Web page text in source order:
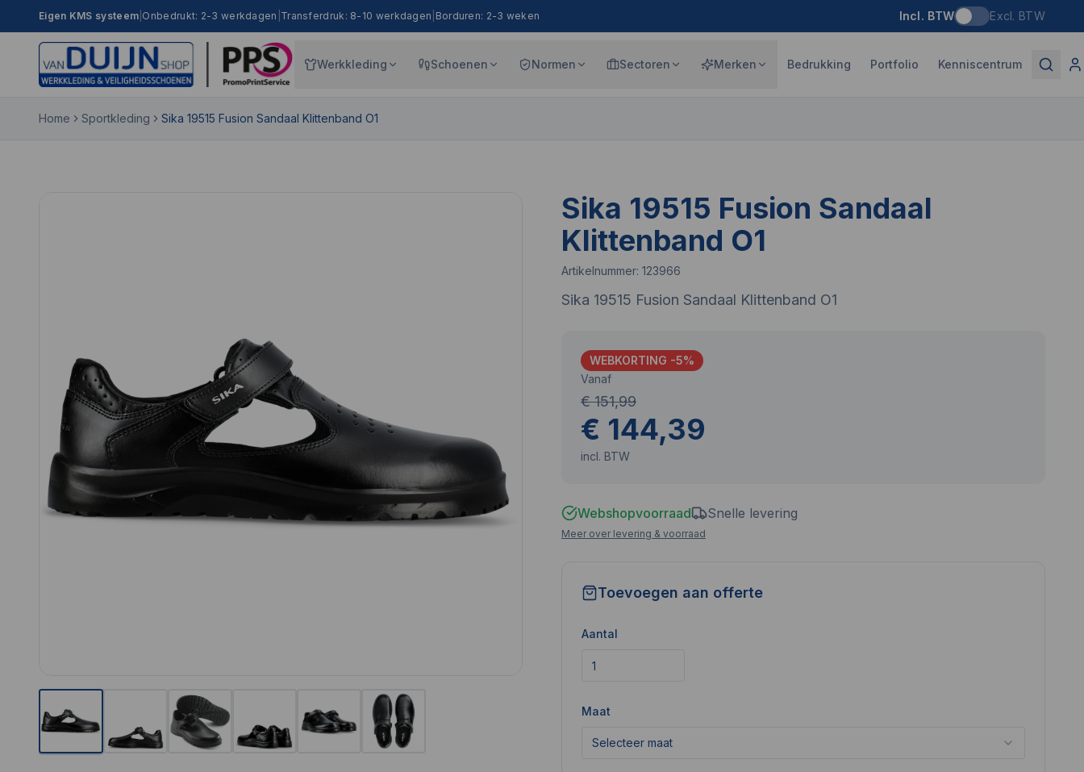
Eigen KMS systeem Onbedrukt: 2-3 werkdagen Transferdruk: 8-10 werkdagen Borduren: 2-3 weken Incl. BTW Excl. BTW
Werkkleding Schoenen Normen Sectoren Merken Bedrukking Portfolio Kenniscentrum
Home Sportkleding Sika 19515 Fusion Sandaal Klittenband O1
Sika 19515 Fusion Sandaal
Klittenband O1
Artikelnummer: 123966
Sika 19515 Fusion Sandaal Klittenband O1
WEBKORTING -5%
Vanaf
€ 151,99
€ 144,39
incl. BTW
Webshopvoorraad Snelle levering
Meer over levering & voorraad
Toevoegen aan offerte
Aantal
Maat
Selecteer maat